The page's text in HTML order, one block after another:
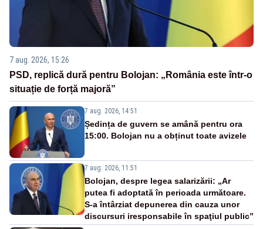
7 aug. 2026, 15:26
PSD, replică dură pentru Bolojan: „România este într-o
situație de forță majoră”
7 aug. 2026, 14:51
Ședința de guvern se amână pentru ora
15:00. Bolojan nu a obținut toate avizele
7 aug. 2026, 11:51
Bolojan, despre legea salarizării: „Ar
putea fi adoptată în perioada următoare.
S-a întârziat depunerea din cauza unor
discursuri iresponsabile în spaţiul public”